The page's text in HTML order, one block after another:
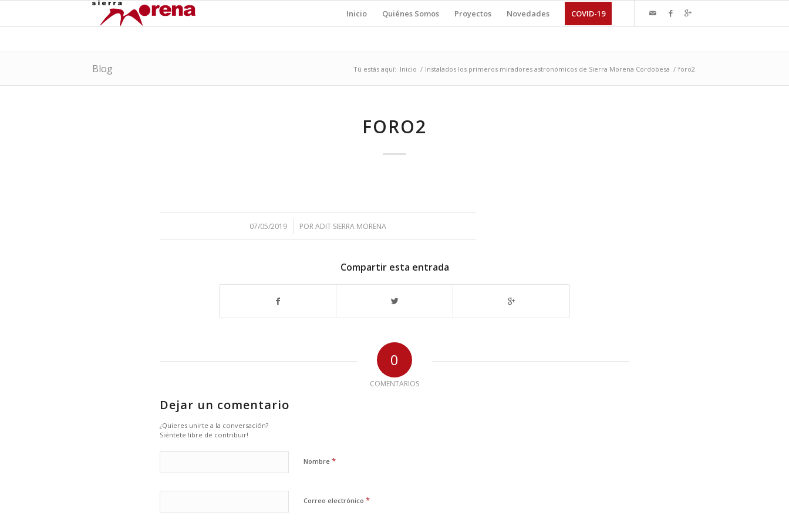
Inicio Quiénes Somos Proyectos Novedades COVID-19
Blog Tú estás aquí: Inicio / Instalados los primeros miradores astronómicos de Sierra Morena Cordobesa / foro2
FORO2
07/05/2019
/ PORADIT SIERRA MORENA
Compartir esta entrada
0
COMENTARIOS
Dejar un comentario
¿Quieres unirte a la conversación?
Siéntete libre de contribuir!
Nombre *
Correo electrónico *